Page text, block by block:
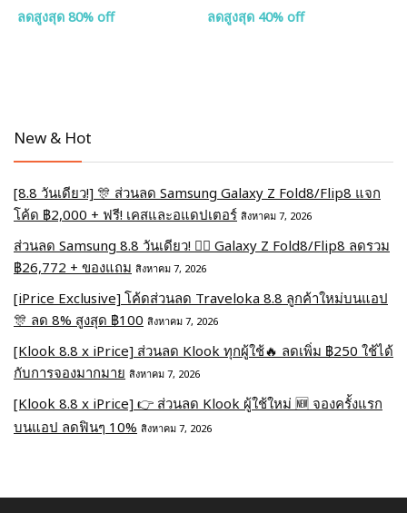
ลดสูงสุด 80% off ลดสูงสุด 40% off
New & Hot
[8.8 วันเดียว!] 🎊 ส่วนลด Samsung Galaxy Z Fold8/Flip8 แจก
โค้ด ฿2,000 + ฟรี! เคสและอแดปเตอร์ สิงหาคม 7, 2026
ส่วนลด Samsung 8.8 วันเดียว! ❤️‍🔥 Galaxy Z Fold8/Flip8 ลดรวม
฿26,772 + ของแถม สิงหาคม 7, 2026
[iPrice Exclusive] โค้ดส่วนลด Traveloka 8.8 ลูกค้าใหม่บนแอป
🎊 ลด 8% สูงสุด​ ฿100 สิงหาคม 7, 2026
[Klook 8.8 x iPrice] ส่วนลด Klook ทุกผู้ใช้🔥 ลดเพิ่ม ฿250 ใช้ได้
กับการจองมากมาย สิงหาคม 7, 2026
[Klook 8.8 x iPrice] 👉 ส่วนลด Klook ผู้ใช้ใหม่ 🆕 จองครั้งแรก
บนแอป ลดฟินๆ 10% สิงหาคม 7, 2026